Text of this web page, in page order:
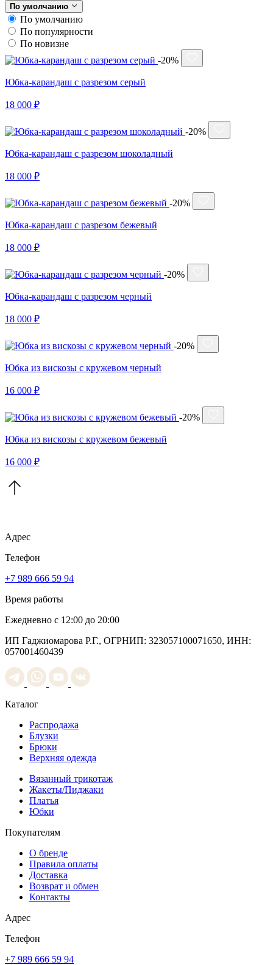
По умолчанию
По умолчанию
По популярности
По новизне
-20%
Юбка-карандаш с разрезом серый
18 000 ₽
-20%
Юбка-карандаш с разрезом шоколадный
18 000 ₽
-20%
Юбка-карандаш с разрезом бежевый
18 000 ₽
-20%
Юбка-карандаш с разрезом черный
18 000 ₽
-20%
Юбка из вискозы с кружевом черный
16 000 ₽
-20%
Юбка из вискозы с кружевом бежевый
16 000 ₽
Адрес
Телефон
+7 989 666 59 94
Время работы
Ежедневно с 12:00 до 20:00
ИП Гаджиомарова Р.Г., ОГРНИП: 323057100071650, ИНН:
057001460439
Каталог
Распродажа
Блузки
Брюки
Верхняя одежда
Вязанный трикотаж
Жакеты/Пиджаки
Платья
Юбки
Покупателям
О бренде
Правила оплаты
Доставка
Возврат и обмен
Контакты
Адрес
Телефон
+7 989 666 59 94